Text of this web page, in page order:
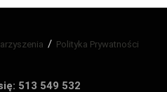
Polityka Prywatności
513 549 532